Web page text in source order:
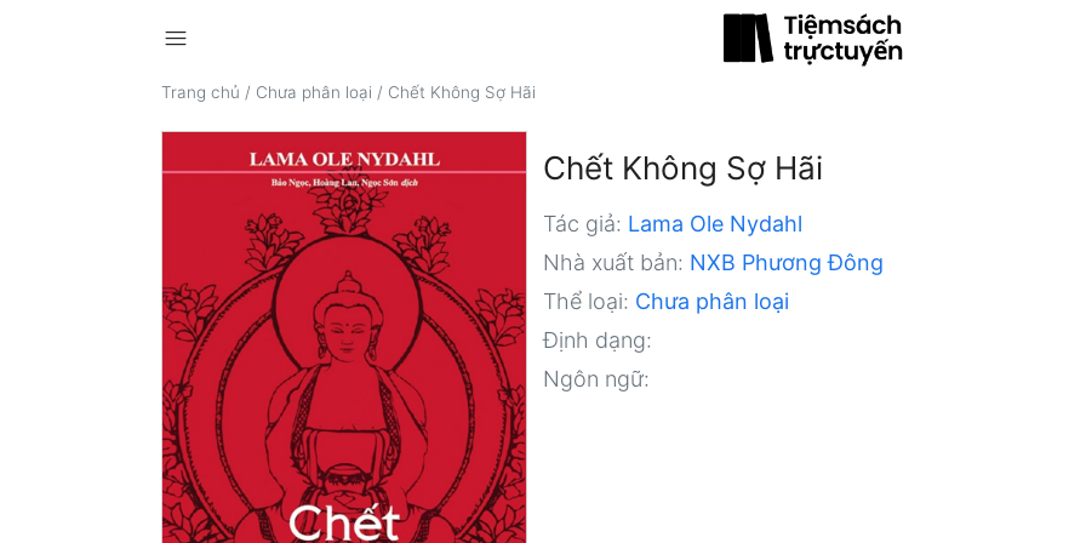
menu
Trang chủ / Chưa phân loại / Chết Không Sợ Hãi
Chết Không Sợ Hãi
Tác giả: Lama Ole Nydahl
Nhà xuất bản: NXB Phương Đông
Thể loại: Chưa phân loại
Định dạng:
Ngôn ngữ: